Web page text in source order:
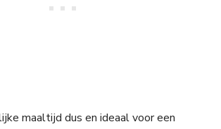
maaltijd dus en ideaal voor een